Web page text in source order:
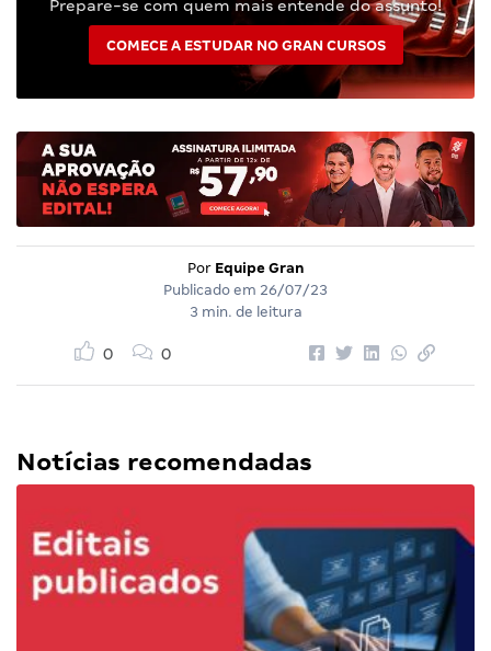
Prepare-se com quem mais entende do assunto!
COMECE A ESTUDAR NO GRAN CURSOS
Por Equipe Gran
Publicado em 26/07/23
3 min. de leitura
0 0
Notícias recomendadas